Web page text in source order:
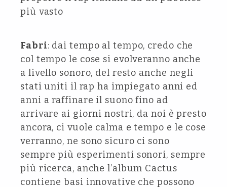
più vasto
Fabri: dai tempo al tempo, credo che
col tempo le cose si evolveranno anche
a livello sonoro, del resto anche negli
stati uniti il rap ha impiegato anni ed
anni a raffinare il suono fino ad
arrivare ai giorni nostri, da noi è presto
ancora, ci vuole calma e tempo e le cose
verranno, ne sono sicuro ci sono
sempre più esperimenti sonori, sempre
più ricerca, anche l’album Cactus
contiene basi innovative che possono